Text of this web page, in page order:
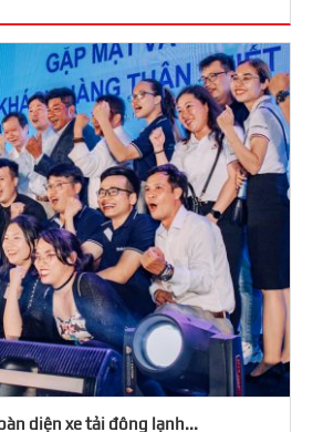
diện xe tải đông lạnh...